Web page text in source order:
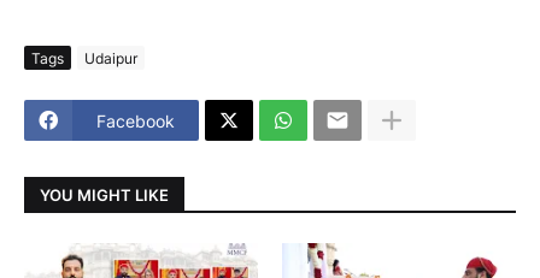
Tags Udaipur
Facebook
YOU MIGHT LIKE